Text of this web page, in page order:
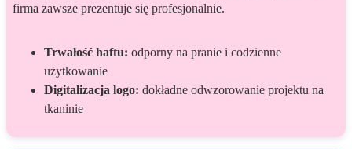
firma zawsze prezentuje się profesjonalnie.
Trwałość haftu: odporny na pranie i codzienne
użytkowanie
Digitalizacja logo: dokładne odwzorowanie projektu na
tkaninie